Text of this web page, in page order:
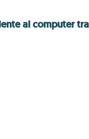
al computer